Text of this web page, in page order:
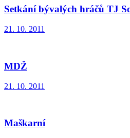
Setkání bývalých hráčů TJ
21. 10. 2011
MDŽ
21. 10. 2011
Maškarní